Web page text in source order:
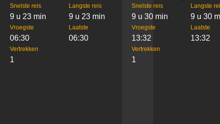
Snelste reis
9 u 23 min
Langste reis
9 u 23 min
Vroegste
06:30
Laatste
06:30
Vertrekken
1
Snelste reis
9 u 30 min
Langste
9 u 30
Vroegste
13:32
Laatste
13:32
Vertrekken
1